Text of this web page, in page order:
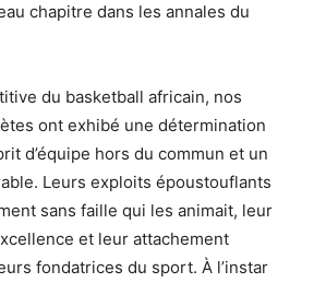
chapitre dans les annales du
du basketball africain, nos
ont exhibé une détermination
d’équipe hors du commun et un
Leurs exploits époustouflants
sans faille qui les animait, leur
et leur attachement
fondatrices du sport. À l’instar